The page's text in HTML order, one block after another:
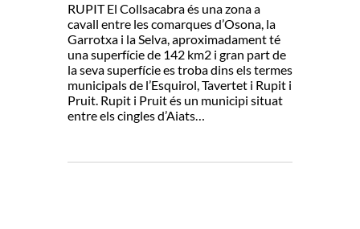
RUPIT El Collsacabra és una zona a
cavall entre les comarques d’Osona, la
Garrotxa i la Selva, aproximadament té
una superfície de 142 km2 i gran part de
la seva superfície es troba dins els termes
municipals de l’Esquirol, Tavertet i Rupit i
Pruit. Rupit i Pruit és un municipi situat
entre els cingles d’Aiats…